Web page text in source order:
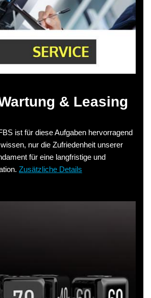
& Leasing
ist für diese Aufgaben hervorragend
nur die Zufriedenheit unserer
für eine langfristige und
Zusätzliche Details